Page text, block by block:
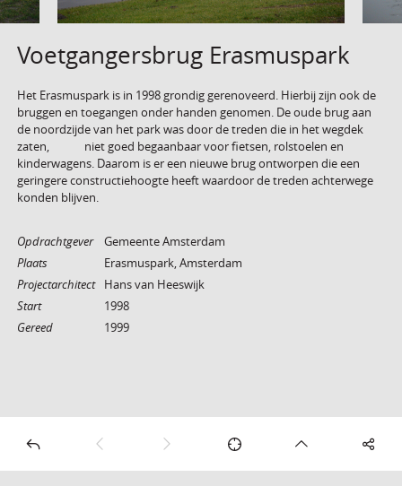
Voetgangersbrug Erasmuspark
Het Erasmuspark is in 1998 grondig gerenoveerd. Hierbij zijn ook de
bruggen en toegangen onder handen genomen. De oude brug aan
de noordzijde van het park was door de treden die in het wegdek
zaten, niet goed begaanbaar voor fietsen, rolstoelen en
kinderwagens. Daarom is er een nieuwe brug ontworpen die een
geringere constructiehoogte heeft waardoor de treden achterwege
konden blijven.
Opdrachtgever
Gemeente Amsterdam
Plaats
Erasmuspark, Amsterdam
Projectarchitect
Hans van Heeswijk
Start
1998
Gereed
1999